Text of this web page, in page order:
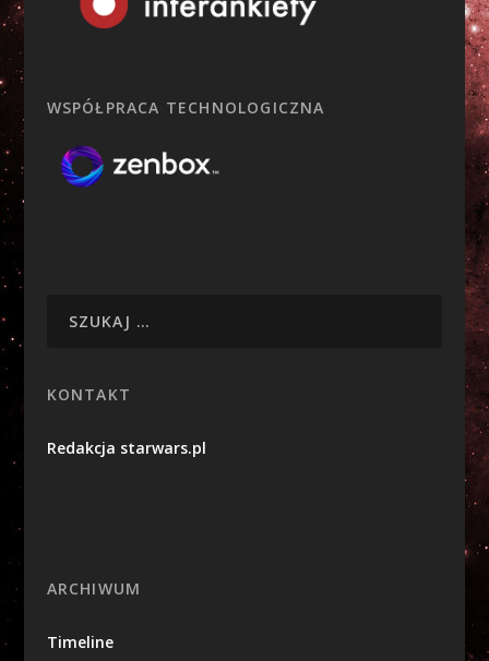
WSPÓŁPRACA TECHNOLOGICZNA
KONTAKT
Redakcja starwars.pl
ARCHIWUM
Timeline